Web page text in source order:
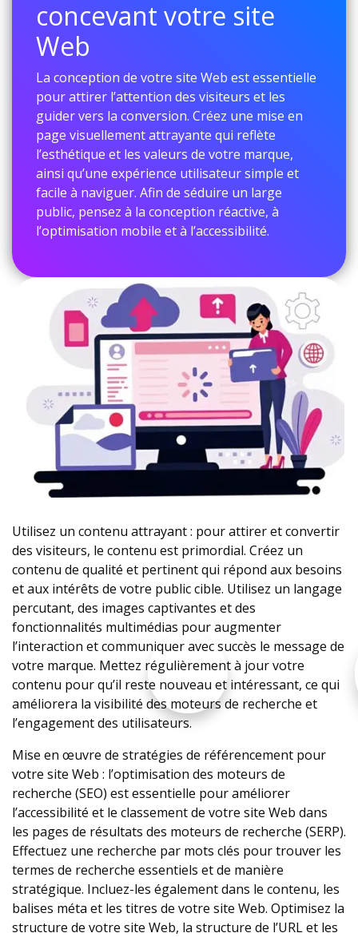
concevant votre site
Web
La conception de votre site Web est essentielle
pour attirer l’attention des visiteurs et les
guider vers la conversion. Créez une mise en
page visuellement attrayante qui reflète
l’esthétique et les valeurs de votre marque,
ainsi qu’une expérience utilisateur simple et
facile à naviguer. Afin de séduire un large
public, pensez à la conception réactive, à
l’optimisation mobile et à l’accessibilité.
Utilisez un contenu attrayant : pour attirer et convertir
des visiteurs, le contenu est primordial. Créez un
contenu de qualité et pertinent qui répond aux besoins
et aux intérêts de votre public cible. Utilisez un langage
percutant, des images captivantes et des
fonctionnalités multimédias pour augmenter
l’interaction et communiquer avec succès le message de
votre marque. Mettez régulièrement à jour votre
contenu pour qu’il reste nouveau et intéressant, ce qui
améliorera la visibilité des moteurs de recherche et
l’engagement des utilisateurs.
Mise en œuvre de stratégies de référencement pour
votre site Web : l’optimisation des moteurs de
recherche (SEO) est essentielle pour améliorer
l’accessibilité et le classement de votre site Web dans
les pages de résultats des moteurs de recherche (SERP).
Effectuez une recherche par mots clés pour trouver les
termes de recherche essentiels et de manière
stratégique. Incluez-les également dans le contenu, les
balises méta et les titres de votre site Web. Optimisez la
structure de votre site Web, la structure de l’URL et les